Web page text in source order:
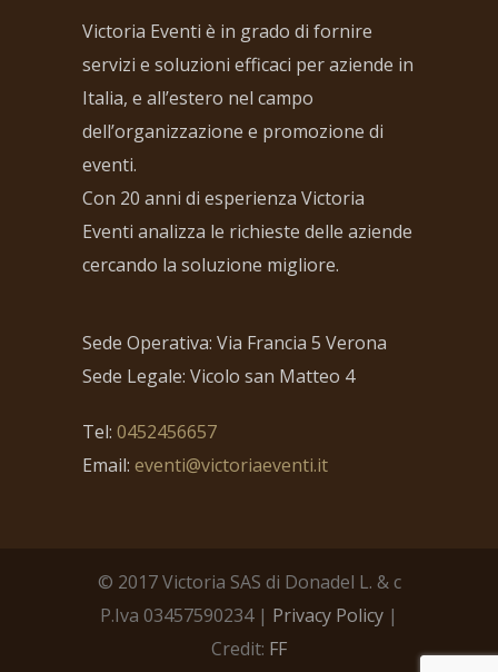
Victoria Eventi è in grado di fornire
servizi e soluzioni efficaci per aziende in
Italia, e all’estero nel campo
dell’organizzazione e promozione di
eventi.
Con 20 anni di esperienza Victoria
Eventi analizza le richieste delle aziende
cercando la soluzione migliore.
Sede Operativa: Via Francia 5 Verona
Sede Legale: Vicolo san Matteo 4
Tel: 0452456657
Email: eventi@victoriaeventi.it
© 2017 Victoria SAS di Donadel L. & c
P.Iva 03457590234 | Privacy Policy |
Credit: FF